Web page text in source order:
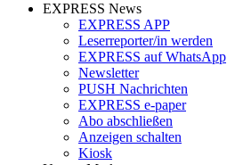
EXPRESS News
EXPRESS APP
Leserreporter/in werden
EXPRESS auf WhatsApp
Newsletter
PUSH Nachrichten
EXPRESS e-paper
Abo abschließen
Anzeigen schalten
Kiosk